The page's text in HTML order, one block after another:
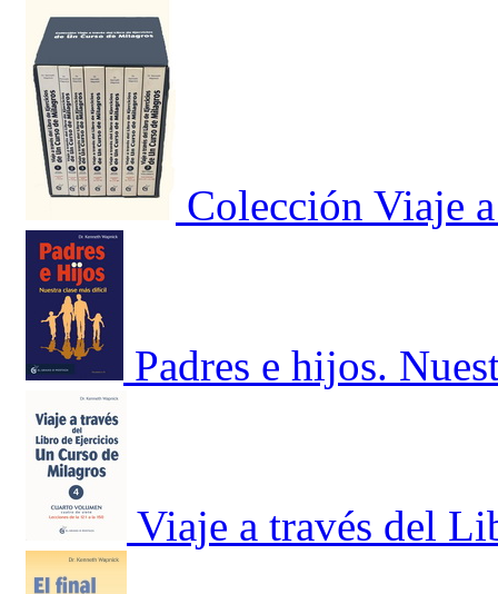
Colección Viaje
Padres e hijos.
Viaje a través del